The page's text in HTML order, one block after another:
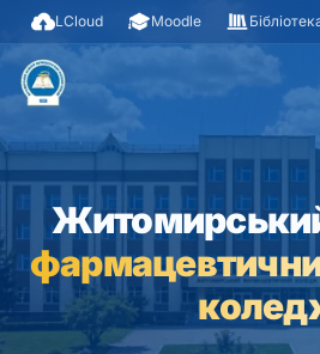
LCloud Moodle